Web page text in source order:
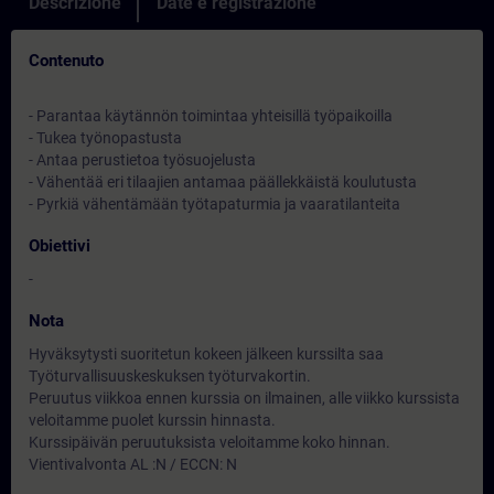
Contenuto
- Parantaa käytännön toimintaa yhteisillä työpaikoilla
- Tukea työnopastusta
- Antaa perustietoa työsuojelusta
- Vähentää eri tilaajien antamaa päällekkäistä koulutusta
- Pyrkiä vähentämään työtapaturmia ja vaaratilanteita
Obiettivi
-
Nota
Hyväksytysti suoritetun kokeen jälkeen kurssilta saa
Työturvallisuuskeskuksen työturvakortin.
Peruutus viikkoa ennen kurssia on ilmainen, alle viikko kurssista
veloitamme puolet kurssin hinnasta.
Kurssipäivän peruutuksista veloitamme koko hinnan.
Vientivalvonta AL :N / ECCN: N